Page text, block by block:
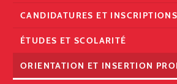
CANDIDATURES ET INSCRIPTIONS
ÉTUDES ET SCOLARITÉ
ORIENTATION ET INSERTION